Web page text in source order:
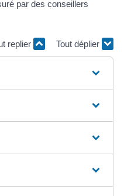
par des conseillers
replier Tout déplier